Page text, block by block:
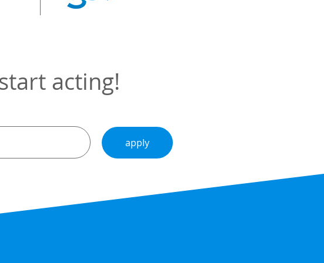
acting!
apply